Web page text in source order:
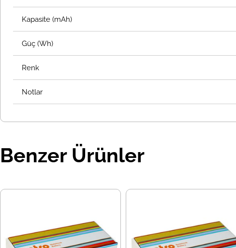
Kapasite (mAh)
Güç (Wh)
Renk
Notlar
Benzer Ürünler